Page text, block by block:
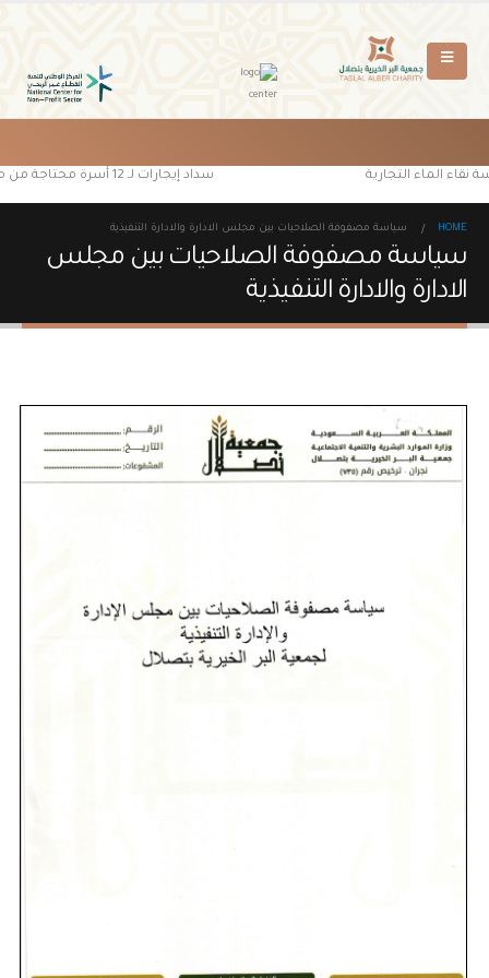
سداد إيجارات لـ 12 أسرة محتاجة من مستفيدي جمعية البر الخيرية بتصلال الماء التجارية
HOME سياسة مصفوفة الصلاحيات بين مجلس الادارة والادارة التنفيذية
سياسة مصفوفة الصلاحيات بين مجلس
الادارة والادارة التنفيذية